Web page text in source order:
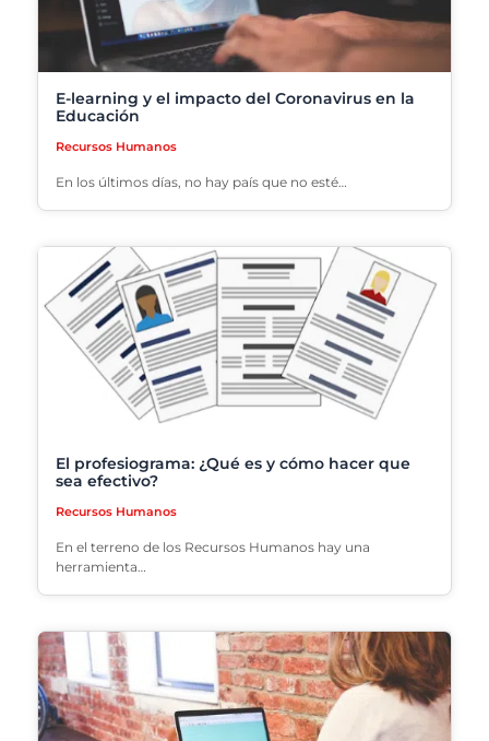
E-learning y el impacto del Coronavirus en la
Educación
Recursos Humanos
En los últimos días, no hay país que no esté…
El profesiograma: ¿Qué es y cómo hacer que
sea efectivo?
Recursos Humanos
En el terreno de los Recursos Humanos hay una
herramienta…